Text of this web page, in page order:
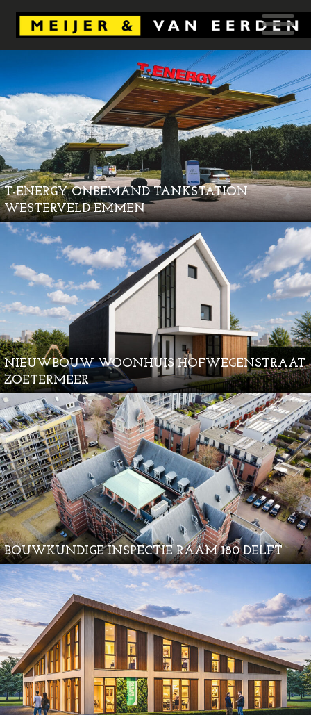
T-ENERGY ONBEMAND TANKSTATION
WESTERVELD EMMEN
NIEUWBOUW WOONHUIS HOFWEGENSTRAAT
ZOETERMEER
BOUWKUNDIGE INSPECTIE RAAM 180 DELFT